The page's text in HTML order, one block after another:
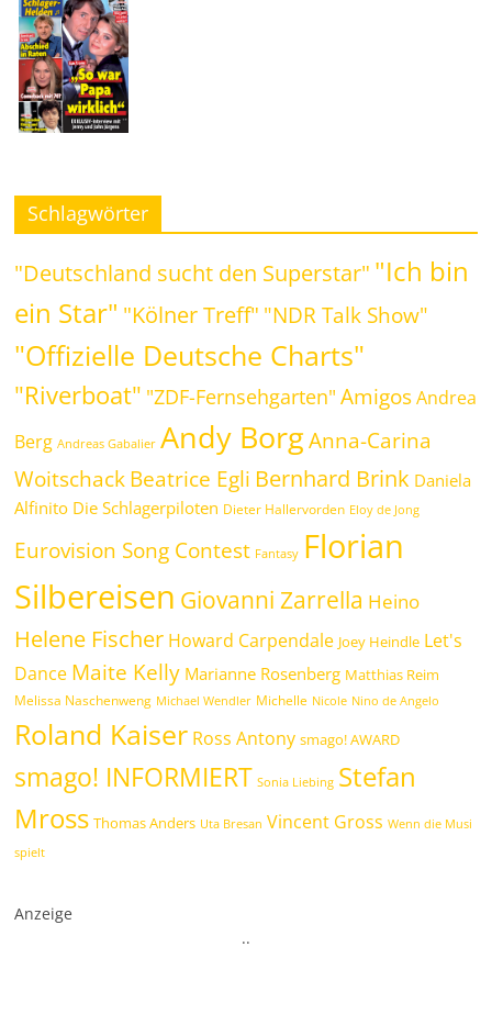
Schlagwörter
"Deutschland sucht den Superstar" "Ich bin
ein Star" "Kölner Treff" "NDR Talk Show"
"Offizielle Deutsche Charts"
"Riverboat" "ZDF-Fernsehgarten" Amigos Andrea
Berg Andreas Gabalier Andy Borg Anna-Carina
WoitschackBeatrice Egli Bernhard Brink Daniela
Alfinito Die Schlagerpiloten Dieter Hallervorden Eloy de Jong
Eurovision Song Contest Fantasy Florian
Silbereisen Giovanni Zarrella Heino
Helene Fischer Howard Carpendale Joey Heindle Let's
Dance Maite Kelly Marianne Rosenberg Matthias Reim
Melissa Naschenweng Michael Wendler Michelle Nicole Nino de Angelo
Roland Kaiser Ross Antony smago! AWARD
smago! INFORMIERT Sonia Liebing Stefan
Mross Thomas Anders Uta Bresan Vincent Gross Wenn die Musi
spielt
Anzeige
..